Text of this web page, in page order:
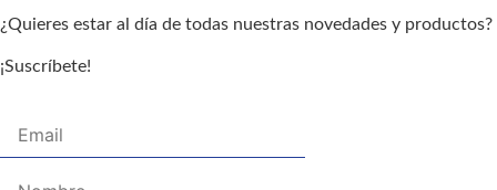
¿Quieres estar al día de todas nuestras novedades y productos?
¡Suscríbete!